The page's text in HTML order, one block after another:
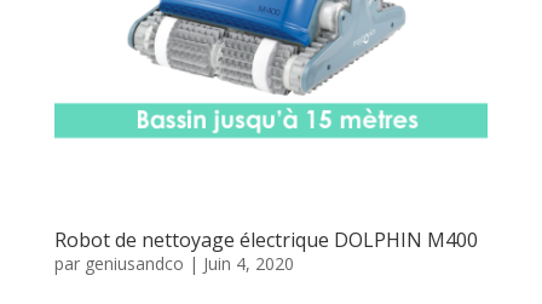
Robot de nettoyage électrique DOLPHIN M400
par geniusandco | Juin 4, 2020